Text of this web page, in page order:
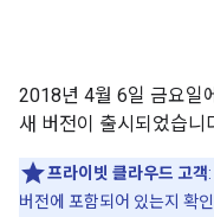
2018년 4월 6일 금요일
새 버전이 출시되었습니
프라이빗 클라우드 고객
버전에 포함되어 있는지 확